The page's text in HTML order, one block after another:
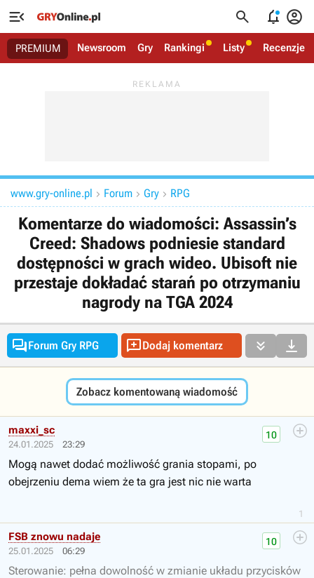
   
PREMIUM Newsroom Gry Rankingi Listy Recenzje
www.gry-online.pl  Forum  Gry  RPG
Komentarze do wiadomości: Assassin’s
Creed: Shadows podniesie standard
dostępności w grach wideo. Ubisoft nie
przestaje dokładać starań po otrzymaniu
nagrody na TGA 2024
Forum Gry RPG Dodaj komentarz  
Zobacz komentowaną wiadomość
24.01.2025 23:29
1
10
maxxi_sc
Mogą nawet dodać możliwość grania stopami, po
obejrzeniu dema wiem że ta gra jest nic nie warta
25.01.2025 06:29
10
FSB znowu nadaje
Sterowanie: pełna dowolność w zmianie układu przycisków